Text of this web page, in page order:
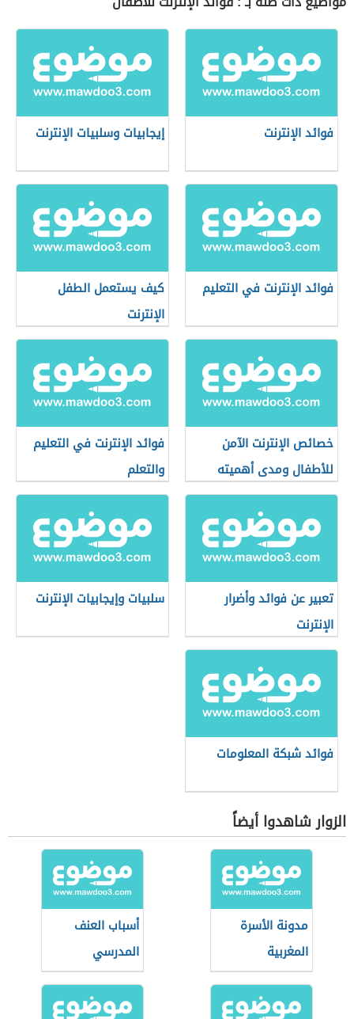
فوائد الإنترنت إيجابيات وسلبيات الإنترنت
فوائد الإنترنت في التعليم
كيف يستعمل الطفل
الإنترنت
خصائص الإنترنت الآمن
للأطفال ومدى أهميته
فوائد الإنترنت في التعليم
والتعلم
تعبير عن فوائد وأضرار
الإنترنت
سلبيات وإيجابيات الإنترنت
فوائد شبكة المعلومات
الزوار شاهدوا أيضاً
مدونة الأسرة
المغربية
أسباب العنف
المدرسي